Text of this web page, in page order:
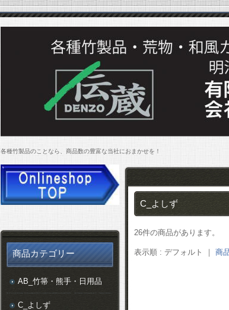
各種竹製品のことなら、商品数の豊富な当社におまかせを！
C_よしず
26件の商品があります。
表示順 : デフォルト ｜ 商
商品カテゴリー
AB_竹箒・熊手・日用品
C_よしず